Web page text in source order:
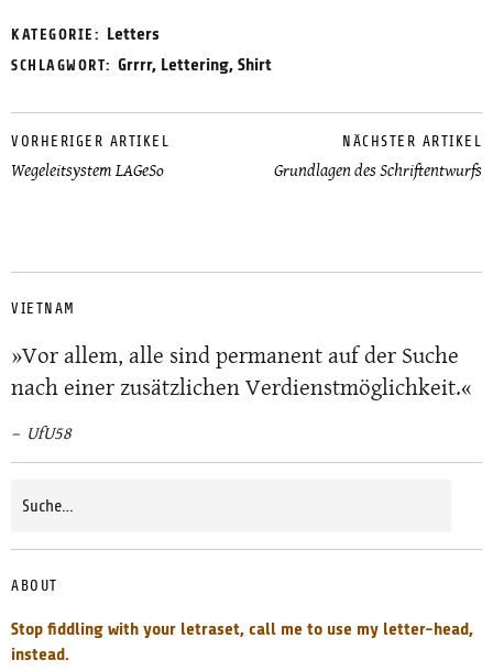
KATEGORIE: Letters
SCHLAGWORT: Grrrr, Lettering, Shirt
VORHERIGER ARTIKEL
Wegeleitsystem LAGeSo
NÄCHSTER ARTIKEL
Grundlagen des Schriftentwurfs
VIETNAM
»Vor allem, alle sind permanent auf der Suche
nach einer zusätzlichen Verdienstmöglichkeit.«
UfU58
ABOUT
Stop fiddling with your letraset, call me to use my letter-head,
instead.